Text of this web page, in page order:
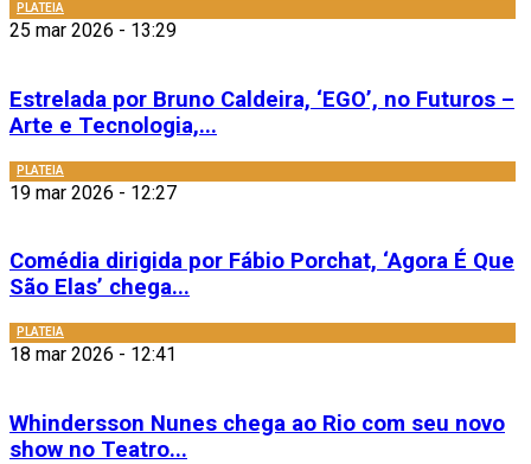
PLATEIA
25 mar 2026 - 13:29
Estrelada por Bruno Caldeira, ‘EGO’, no Futuros –
Arte e Tecnologia,...
PLATEIA
19 mar 2026 - 12:27
Comédia dirigida por Fábio Porchat, ‘Agora É Que
São Elas’ chega...
PLATEIA
18 mar 2026 - 12:41
Whindersson Nunes chega ao Rio com seu novo
show no Teatro...